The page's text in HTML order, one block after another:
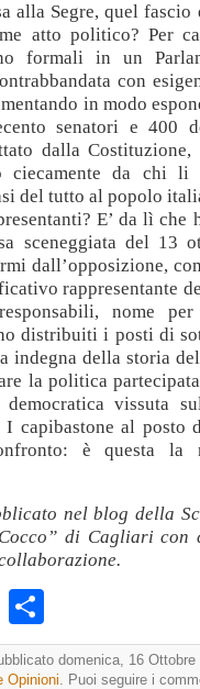
alla Segre, quel fascio
atto politico? Per
formali in un
con
in modo
senatori e 400
dalla
ciecamente da chi li
del tutto al popolo
E’ da lì che
sceneggiata del 13
dall’opposizione,
rappresentante
nome per
distribuiti i posti di
indegna della storia
la politica
vissuta
capibastone al posto
è questa la
nel blog della
di Cagliari con
WhatsApp
domenica, 16 Ottobre
Opinioni . Puoi seguire i